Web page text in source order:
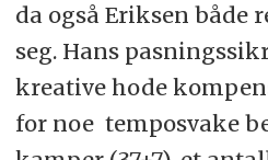
da også Eriksen både
seg. Hans
kreative hode
for noe temposvake